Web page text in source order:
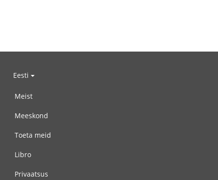
Eesti
Meist
Meeskond
Toeta meid
Libro
Privaatsus